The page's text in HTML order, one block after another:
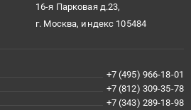
16-я Парковая д.23,
г. Москва, индекс 105484
+7 (495) 966-18-01
+7 (812) 309-35-78
+7 (343) 289-18-98